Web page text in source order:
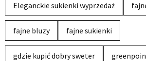
Eleganckie sukienki wyprzedaż
fajne bluzy fajne sukienki
gdzie kupić dobry sweter